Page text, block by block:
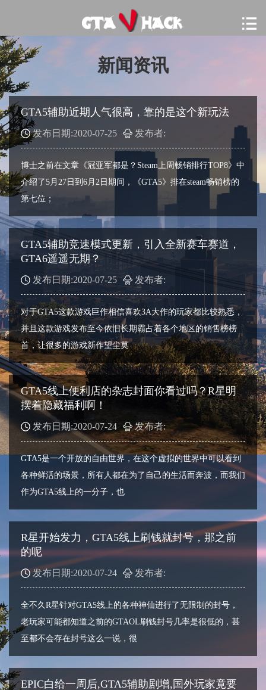
新闻资讯
GTA5辅助近期人气很高，靠的是这个新玩法
发布日期:2020-07-25 发布者:
博士之前在文章《冠亚军都是？Steam上周畅销排行TOP8》中
介绍了5月27日到6月2日期间，《GTA5》排在steam畅销榜的
第七位；
GTA5辅助竞速模式更新，引入全新赛车赛道，
GTA6遥遥无期？
发布日期:2020-07-25 发布者:
对于GTA5这款游戏巨作相信喜欢3A大作的玩家都比较熟悉，
并且这款游戏发布至今依旧长期霸占着各个地区的销售榜榜
首，让很多的游戏新作望尘莫
GTA5线上便利店的杂志封面你看过吗？R星明
摆着隐藏福利啊！
发布日期:2020-07-24 发布者:
GTA5是一个开放的自由世界，在这个虚拟的世界中可以看到
各种鲜活的场景，所有人都在为了自己的生活而奔波，而我们
作为GTA5线上的一分子，也
R星开始发力，GTA5线上刷钱就封号，那之前
的呢
发布日期:2020-07-24 发布者:
全不久R星针对GTA5线上的各种神仙进行了无限制的封号，
老玩家可能都知道之前的GTAOL刷钱封号几率是很低的，甚
至都不会存在封号这么一说，很
EPIC白给一周后,GTA5辅助剧增,国外玩家竟要